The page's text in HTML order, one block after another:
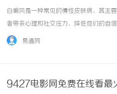
白癜风是一种常见的慢性皮肤病，其主
者带来心理和社交压力，降低他们的自
皮肤色素，重建他们的自信。首先，常
易通网
9427电影网免费在线看最